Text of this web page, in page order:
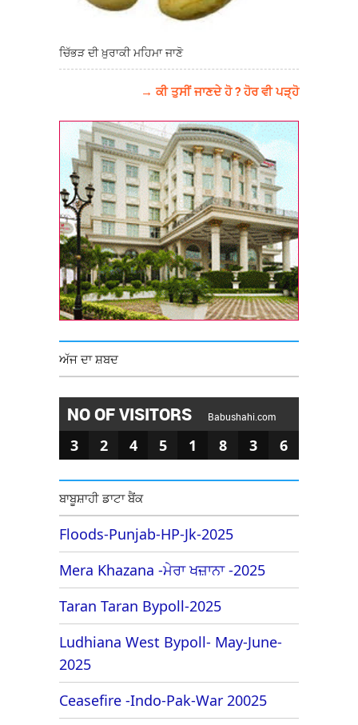
ਚਿੱਭੜ ਦੀ ਖ਼ੁਰਾਕੀ ਮਹਿਮਾ ਜਾਣੋ
→ ਕੀ ਤੁਸੀਂ ਜਾਣਦੇ ਹੋ ? ਹੋਰ ਵੀ ਪੜ੍ਹੋ
ਅੱਜ ਦਾ ਸ਼ਬਦ
NO OF VISITORS Babushahi.com
3 2 4 5 1 8 3 6
ਬਾਬੂਸ਼ਾਹੀ ਡਾਟਾ ਬੈਂਕ
Floods-Punjab-HP-Jk-2025
Mera Khazana -ਮੇਰਾ ਖਜ਼ਾਨਾ -2025
Taran Taran Bypoll-2025
Ludhiana West Bypoll- May-June-
2025
Ceasefire -Indo-Pak-War 20025